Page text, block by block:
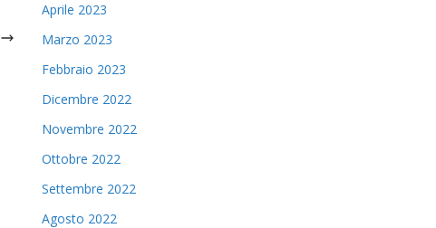
Aprile 2023
Marzo 2023
Febbraio 2023
Dicembre 2022
Novembre 2022
Ottobre 2022
Settembre 2022
Agosto 2022